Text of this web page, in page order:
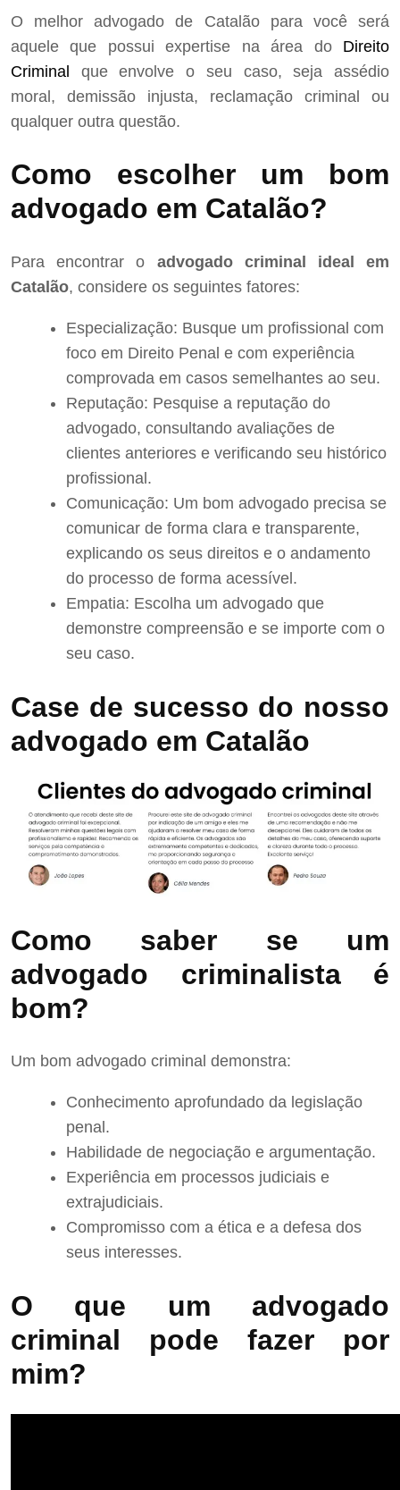
O melhor advogado de Catalão para você será
aquele que possui expertise na área do Direito
Criminal que envolve o seu caso, seja assédio
moral, demissão injusta, reclamação criminal ou
qualquer outra questão.
Como escolher um bom
advogado em Catalão?
Para encontrar o advogado criminal ideal em
Catalão, considere os seguintes fatores:
Especialização: Busque um profissional com
foco em Direito Penal e com experiência
comprovada em casos semelhantes ao seu.
Reputação: Pesquise a reputação do
advogado, consultando avaliações de
clientes anteriores e verificando seu histórico
profissional.
Comunicação: Um bom advogado precisa se
comunicar de forma clara e transparente,
explicando os seus direitos e o andamento
do processo de forma acessível.
Empatia: Escolha um advogado que
demonstre compreensão e se importe com o
seu caso.
Case de sucesso do nosso
advogado em Catalão
Como saber se um
advogado criminalista é
bom?
Um bom advogado criminal demonstra:
Conhecimento aprofundado da legislação
penal.
Habilidade de negociação e argumentação.
Experiência em processos judiciais e
extrajudiciais.
Compromisso com a ética e a defesa dos
seus interesses.
O que um advogado
criminal pode fazer por
mim?